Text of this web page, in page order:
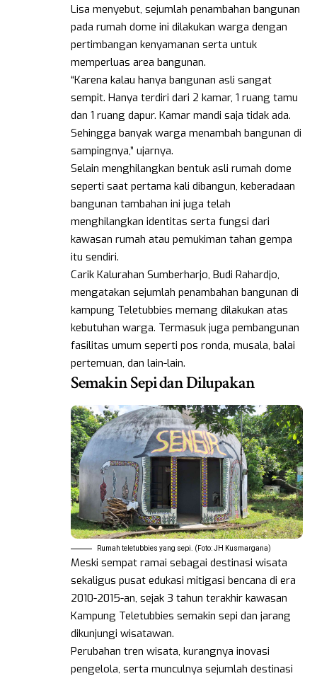
Lisa menyebut, sejumlah penambahan bangunan
pada rumah dome ini dilakukan warga dengan
pertimbangan kenyamanan serta untuk
memperluas area bangunan.
“Karena kalau hanya bangunan asli sangat
sempit. Hanya terdiri dari 2 kamar, 1 ruang tamu
dan 1 ruang dapur. Kamar mandi saja tidak ada.
Sehingga banyak warga menambah bangunan di
sampingnya,” ujarnya.
Selain menghilangkan bentuk asli rumah dome
seperti saat pertama kali dibangun, keberadaan
bangunan tambahan ini juga telah
menghilangkan identitas serta fungsi dari
kawasan rumah atau pemukiman tahan gempa
itu sendiri.
Carik Kalurahan Sumberharjo, Budi Rahardjo,
mengatakan sejumlah penambahan bangunan di
kampung Teletubbies memang dilakukan atas
kebutuhan warga. Termasuk juga pembangunan
fasilitas umum seperti pos ronda, musala, balai
pertemuan, dan lain-lain.
Semakin Sepi dan Dilupakan
Rumah teletubbies yang sepi. (Foto: JH Kusmargana)
Meski sempat ramai sebagai destinasi wisata
sekaligus pusat edukasi mitigasi bencana di era
2010-2015-an, sejak 3 tahun terakhir kawasan
Kampung Teletubbies semakin sepi dan jarang
dikunjungi wisatawan.
Perubahan tren wisata, kurangnya inovasi
pengelola, serta munculnya sejumlah destinasi